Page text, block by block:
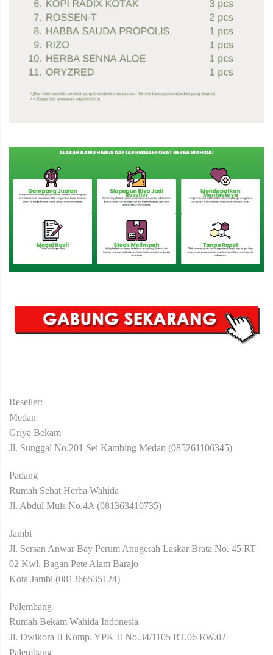
Reseller:
Medan
Griya Bekam
Jl. Sunggal No.201 Sei Kambing Medan (085261106345)
Padang
Rumah Sehat Herba Wahida
Jl. Abdul Muis No.4A (081363410735)
Jambi
Jl. Sersan Anwar Bay Perum Anugerah Laskar Brata No. 45 RT
02 Kwl. Bagan Pete Alam Barajo
Kota Jambi (081366535124)
Palembang
Rumah Bekam Wahida Indonesia
Jl. Dwikora II Komp. YPK II No.34/1105 RT.06 RW.02
Palembang